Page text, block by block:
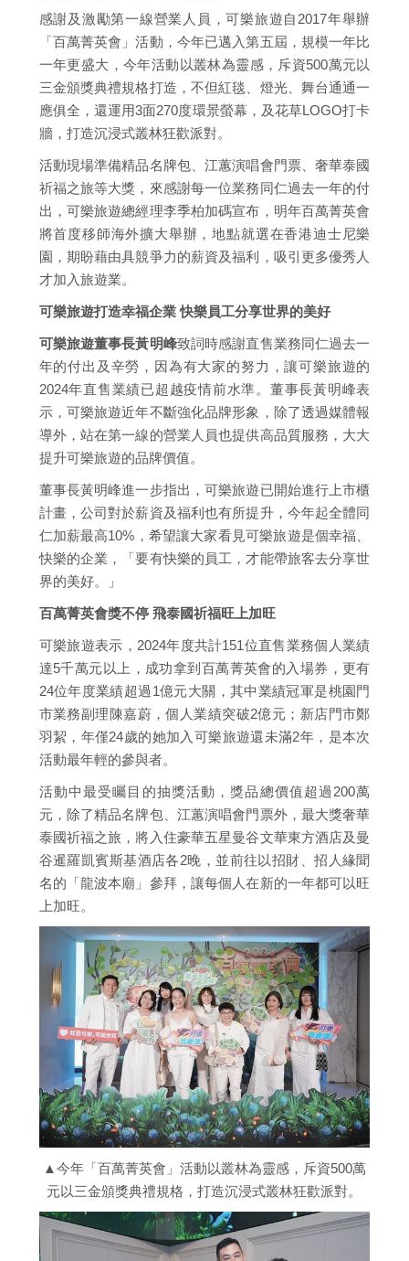
感謝及激勵第一線營業人員，可樂旅遊自2017年舉辦
「百萬菁英會」活動，今年已邁入第五屆，規模一年比
一年更盛大，今年活動以叢林為靈感，斥資500萬元以
三金頒獎典禮規格打造，不但紅毯、燈光、舞台通通一
應俱全，還運用3面270度環景螢幕，及花草LOGO打卡
牆，打造沉浸式叢林狂歡派對。
活動現場準備精品名牌包、江蕙演唱會門票、奢華泰國
祈福之旅等大獎，來感謝每一位業務同仁過去一年的付
出，可樂旅遊總經理李季柏加碼宣布，明年百萬菁英會
將首度移師海外擴大舉辦，地點就選在香港迪士尼樂
園，期盼藉由具競爭力的薪資及福利，吸引更多優秀人
才加入旅遊業。
可樂旅遊打造幸福企業 快樂員工分享世界的美好
可樂旅遊董事長黃明峰致詞時感謝直售業務同仁過去一
年的付出及辛勞，因為有大家的努力，讓可樂旅遊的
2024年直售業績已超越疫情前水準。董事長黃明峰表
示，可樂旅遊近年不斷強化品牌形象，除了透過媒體報
導外，站在第一線的營業人員也提供高品質服務，大大
提升可樂旅遊的品牌價值。
董事長黃明峰進一步指出，可樂旅遊已開始進行上市櫃
計畫，公司對於薪資及福利也有所提升，今年起全體同
仁加薪最高10%，希望讓大家看見可樂旅遊是個幸福、
快樂的企業，「要有快樂的員工，才能帶旅客去分享世
界的美好。」
百萬菁英會獎不停 飛泰國祈福旺上加旺
可樂旅遊表示，2024年度共計151位直售業務個人業績
達5千萬元以上，成功拿到百萬菁英會的入場券，更有
24位年度業績超過1億元大關，其中業績冠軍是桃園門
市業務副理陳嘉蔚，個人業績突破2億元；新店門市鄭
羽絜，年僅24歲的她加入可樂旅遊還未滿2年，是本次
活動最年輕的參與者。
活動中最受矚目的抽獎活動，獎品總價值超過200萬
元，除了精品名牌包、江蕙演唱會門票外，最大獎奢華
泰國祈福之旅，將入住豪華五星曼谷文華東方酒店及曼
谷暹羅凱賓斯基酒店各2晚，並前往以招財、招人緣聞
名的「龍波本廟」參拜，讓每個人在新的一年都可以旺
上加旺。
▲今年「百萬菁英會」活動以叢林為靈感，斥資500萬
元以三金頒獎典禮規格，打造沉浸式叢林狂歡派對。